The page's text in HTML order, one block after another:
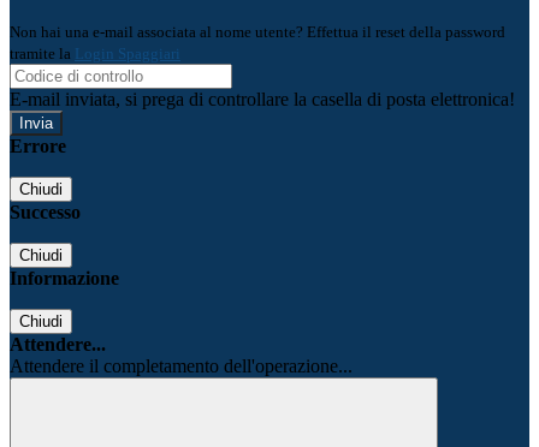
Non hai una e-mail associata al nome utente? Effettua il reset della password
tramite la Login Spaggiari
E-mail inviata, si prega di controllare la casella di posta elettronica!
Errore
Chiudi
Successo
Chiudi
Informazione
Chiudi
Attendere...
Attendere il completamento dell'operazione...